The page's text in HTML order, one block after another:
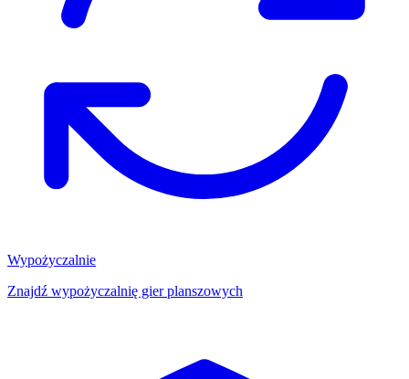
Wypożyczalnie
Znajdź wypożyczalnię gier planszowych